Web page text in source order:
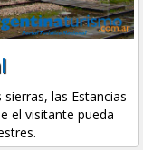
las Estancias
el visitante pueda